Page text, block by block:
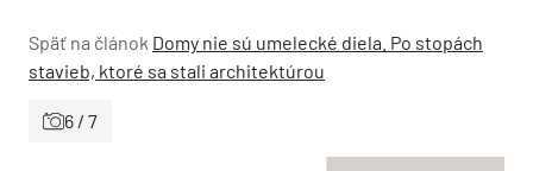
Späť na článok Domy nie sú umelecké diela. Po stopách
stavieb, ktoré sa stali architektúrou
6 / 7